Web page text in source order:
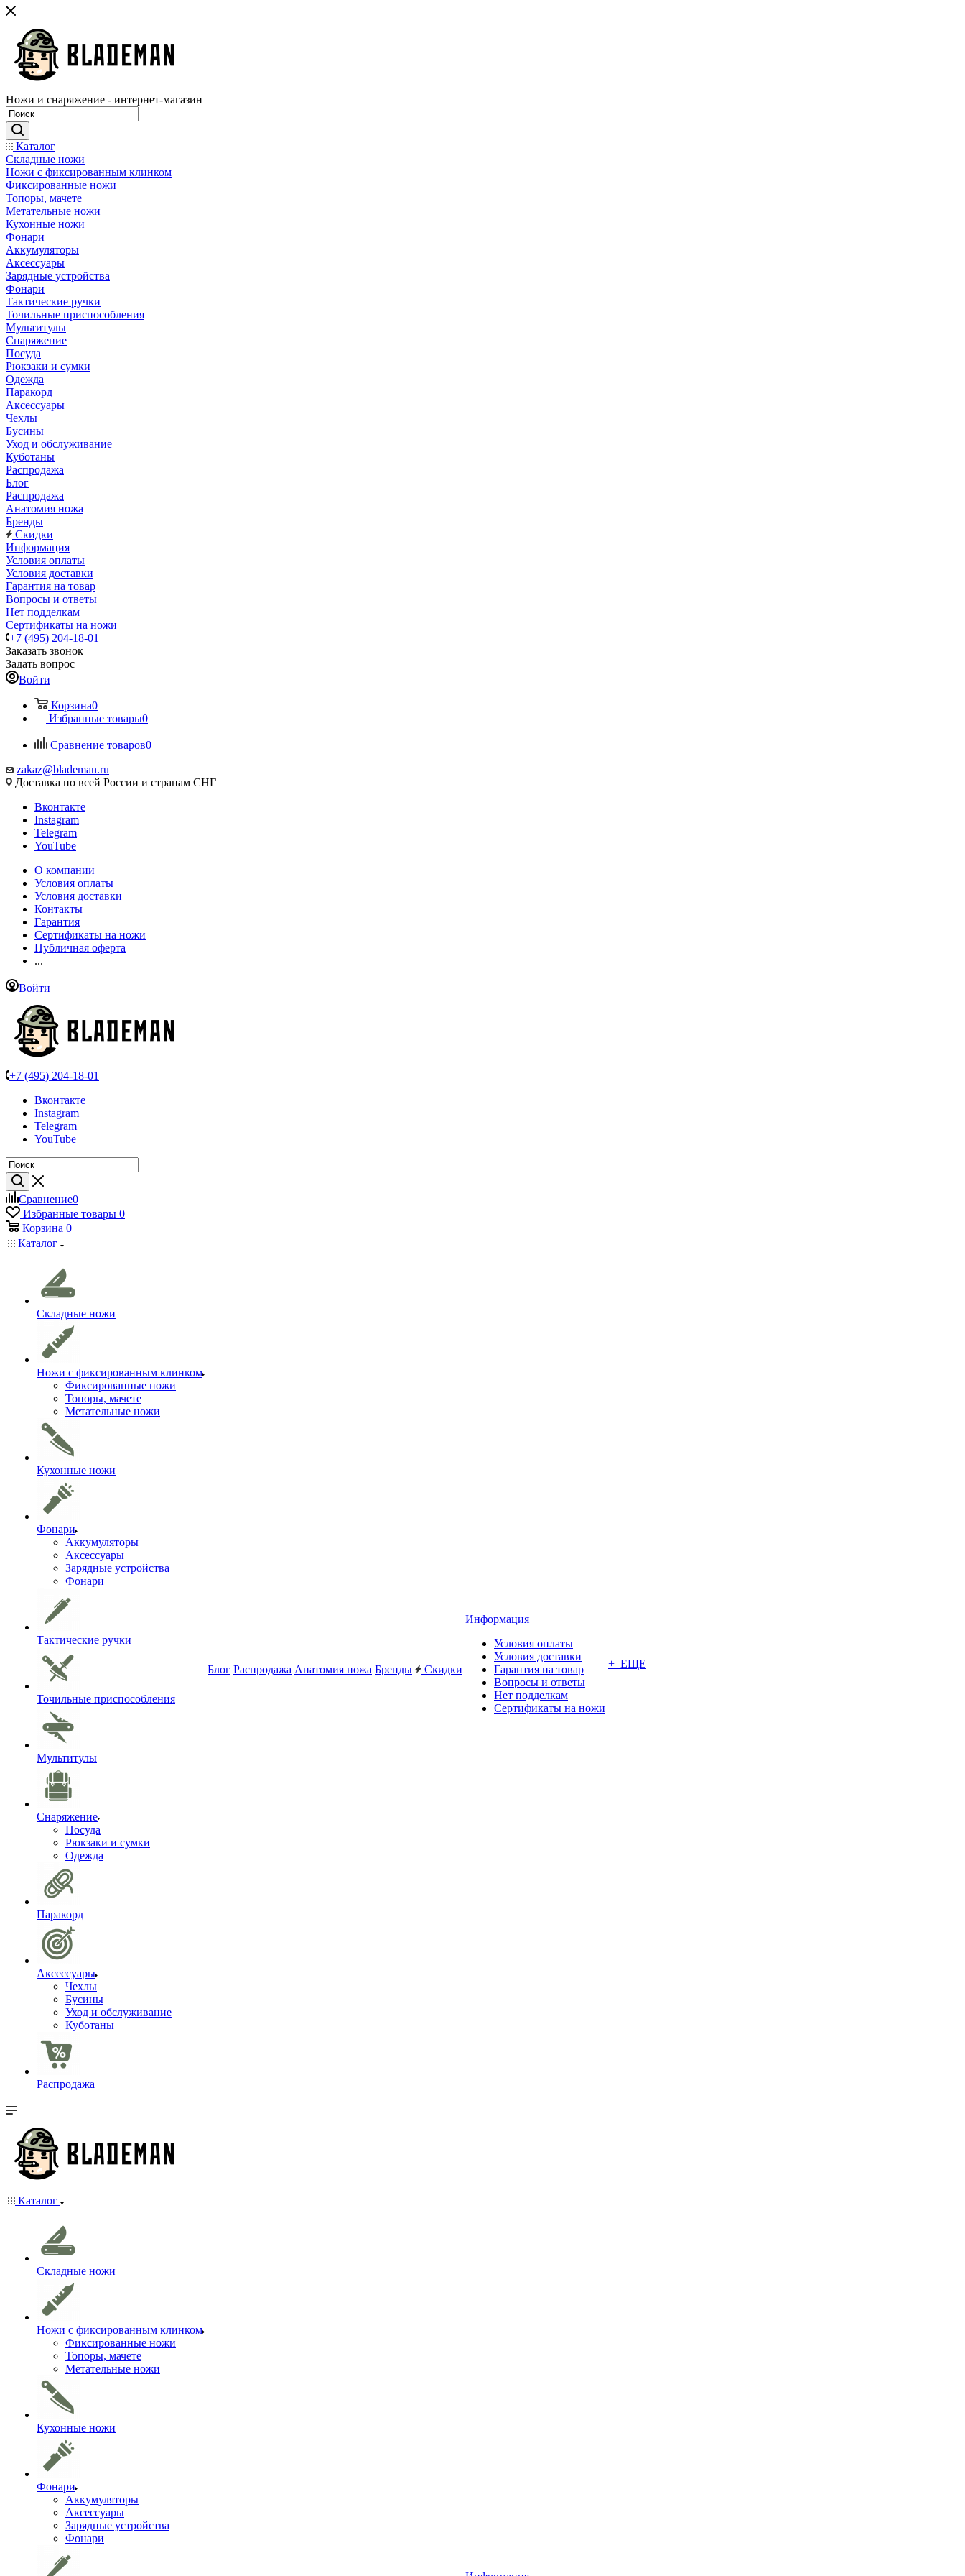
Ножи и снаряжение - интернет-магазин
Каталог
Складные ножи
Ножи с фиксированным клинком
Фиксированные ножи
Топоры, мачете
Метательные ножи
Кухонные ножи
Фонари
Аккумуляторы
Аксессуары
Зарядные устройства
Фонари
Тактические ручки
Точильные приспособления
Мультитулы
Снаряжение
Посуда
Рюкзаки и сумки
Одежда
Паракорд
Аксессуары
Чехлы
Бусины
Уход и обслуживание
Куботаны
Распродажа
Блог
Распродажа
Анатомия ножа
Бренды
Скидки
Информация
Условия оплаты
Условия доставки
Гарантия на товар
Вопросы и ответы
Нет подделкам
Сертификаты на ножи
+7 (495) 204-18-01
Заказать звонок
Задать вопрос
Войти
Корзина0
Избранные товары0
Сравнение товаров0
zakaz@blademan.ru
Доставка по всей России и странам СНГ
Вконтакте
Instagram
Telegram
YouTube
О компании
Условия оплаты
Условия доставки
Контакты
Гарантия
Сертификаты на ножи
Публичная оферта
...
Войти
+7 (495) 204-18-01
Вконтакте
Instagram
Telegram
YouTube
Сравнение0
Избранные товары 0
Корзина 0
Каталог
Складные ножи
Ножи с фиксированным клинком
Фиксированные ножи
Топоры, мачете
Метательные ножи
Кухонные ножи
Фонари
Аккумуляторы
Аксессуары
Зарядные устройства
Фонари
Тактические ручки
Точильные приспособления
Мультитулы
Снаряжение
Посуда
Рюкзаки и сумки
Одежда
Паракорд
Аксессуары
Чехлы
Бусины
Уход и обслуживание
Куботаны
Распродажа
Блог Распродажа Анатомия ножа Бренды Скидки
Информация
Условия оплаты
Условия доставки
Гарантия на товар
Вопросы и ответы
Нет подделкам
Сертификаты на ножи
+ ЕЩЕ
Каталог
Складные ножи
Ножи с фиксированным клинком
Фиксированные ножи
Топоры, мачете
Метательные ножи
Кухонные ножи
Фонари
Аккумуляторы
Аксессуары
Зарядные устройства
Фонари